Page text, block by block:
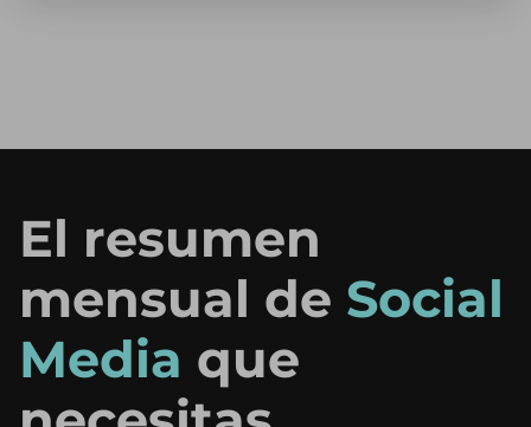
El resumen
mensual de Social
Media que